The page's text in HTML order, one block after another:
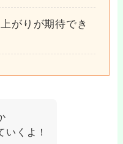
がりが期待でき
くよ！